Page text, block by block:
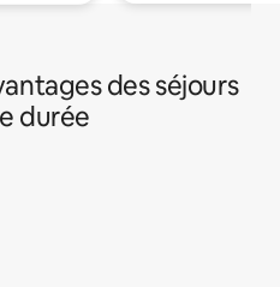
des séjours
durée